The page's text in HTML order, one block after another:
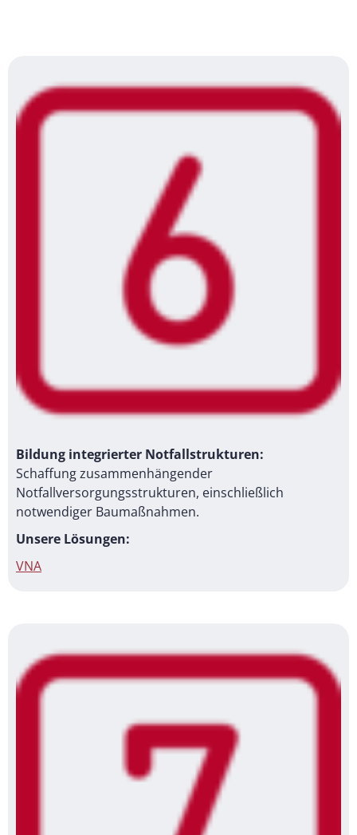
Bildung integrierter Notfallstrukturen:
Schaffung zusammenhängender
Notfallversorgungsstrukturen, einschließlich
notwendiger Baumaßnahmen.
Unsere Lösungen:
VNA